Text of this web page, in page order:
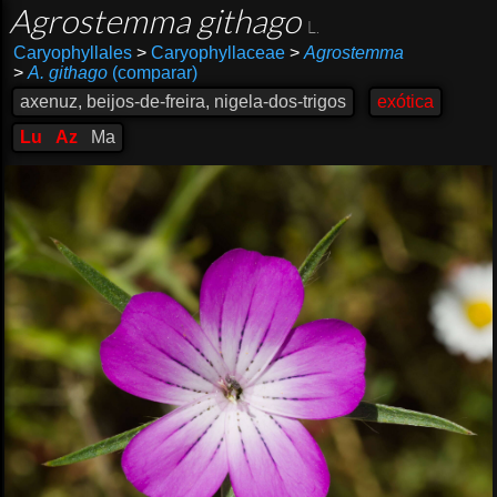
Agrostemma githago
Caryophyllales >Caryophyllaceae > Agrostemma
> A. githago(comparar)
axenuz, beijos-de-freira, nigela-dos-trigos
exótica
Lu
Az Ma